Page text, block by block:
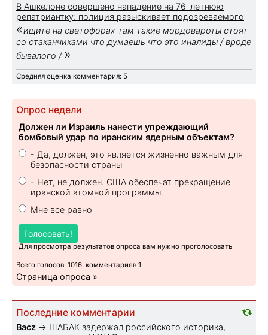
В Ашкелоне совершено нападение на 76-летнюю
репатриантку: полиция разыскивает подозреваемого
«ищите на светофорах там такие мордовароты стоят
со стаканчиками что думаешь что это иналиды / вроде
бывалого / »
Средняя оценка комментария: 5
Опрос недели
Должен ли Израиль нанести упреждающий
бомбовый удар по иранским ядерным объектам?
- Да, должен, это является жизненно важным для
безопасности страны
- Нет, не должен. США обеспечат прекращение
иранской атомной программы
Мне все равно
Голосовать!
Для просмотра результатов опроса вам нужно проголосовать
Всего голосов: 1016, комментариев 1
Страница опроса »
Последние комментарии
Bacz → ШАБАК задержал российского историка,